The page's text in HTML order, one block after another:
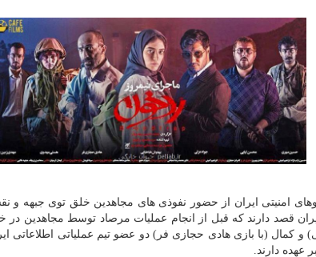
امنیتی ایران از حضور نفوذی های مجاهدین خلق توی جبهه و
قصد دارند که قبل از انجام عملیات مرصاد توسط مجاهدین در
و کمال (با بازی هادی حجازی فر) دو عضو تیم عملیاتی اطلاعاتی
عهده دارند.